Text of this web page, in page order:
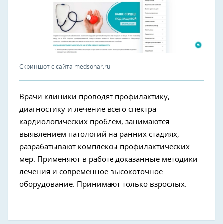
Скриншот с сайта medsonar.ru
Врачи клиники проводят профилактику,
диагностику и лечение всего спектра
кардиологических проблем, занимаются
выявлением патологий на ранних стадиях,
разрабатывают комплексы профилактических
мер. Применяют в работе доказанные методики
лечения и современное высокоточное
оборудование. Принимают только взрослых.